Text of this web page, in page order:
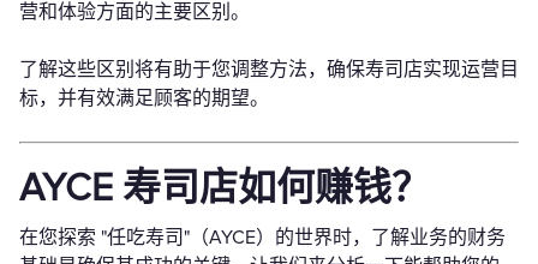
营和体验方面的主要区别。
了解这些区别将有助于您调整方法，确保寿司店实现运营目
标，并有效满足顾客的期望。
AYCE 寿司店如何赚钱？
在您探索 "任吃寿司"（AYCE）的世界时，了解业务的财务